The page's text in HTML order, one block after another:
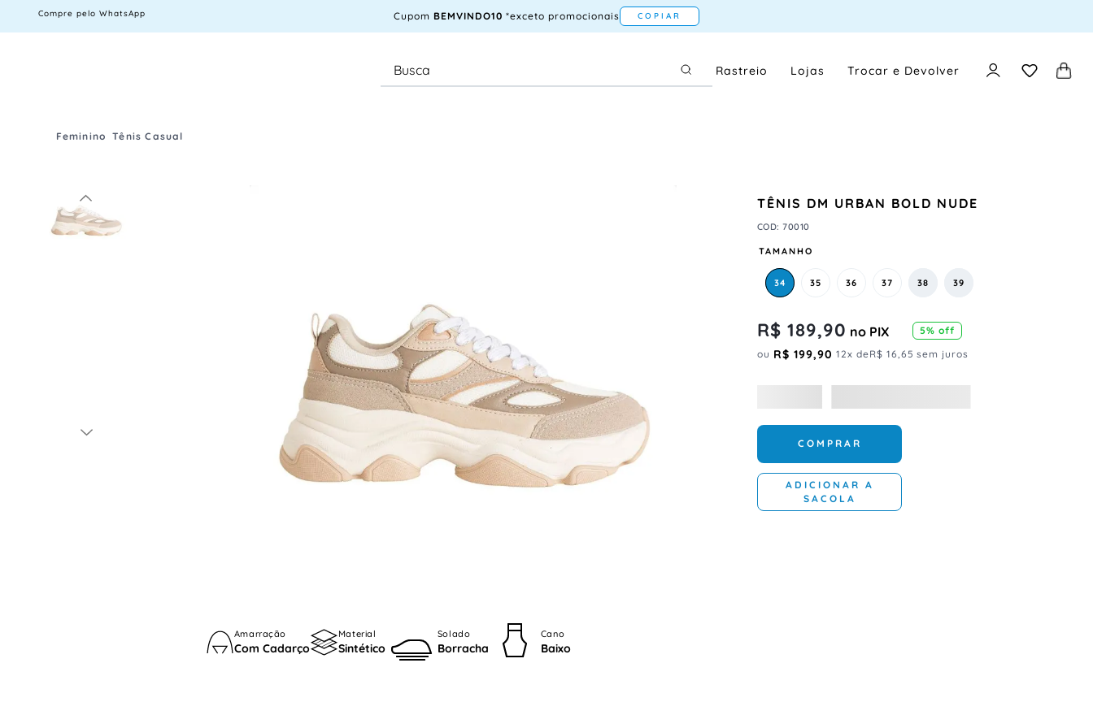
Compre pelo WhatsApp Cupom BEMVINDO10 *exceto promocionais COPIAR
Rastreio Lojas Trocar e Devolver
Feminino Tênis Casual
Amarração
Com Cadarço
Material
Sintético
Solado
Borracha
Cano
Baixo
TÊNIS DM URBAN BOLD NUDE
COD:70010
TAMANHO
34 35 36 37 38 39
R$ 189,90 no PIX 5% off
ou R$ 199,90 12x deR$ 16,65 sem juros
COMPRAR
ADICIONAR A
SACOLA